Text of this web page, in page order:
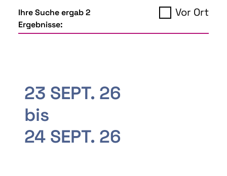
Ihre Suche ergab 2
Ergebnisse:
Vor Ort
23 SEPT. 26
bis
24 SEPT. 26